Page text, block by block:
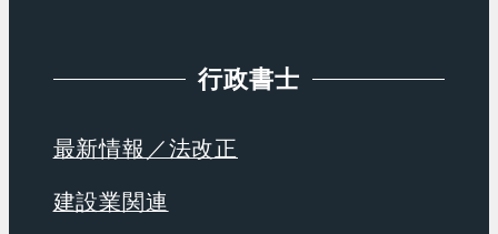
行政書士
最新情報／法改正
建設業関連